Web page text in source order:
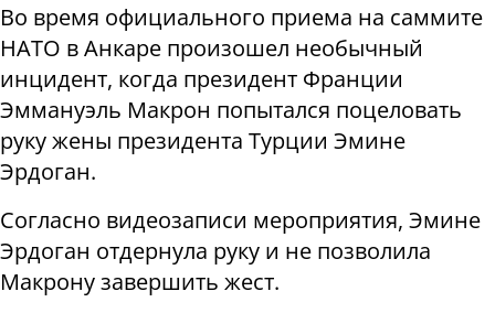
Во время официального приема на саммите
НАТО в Анкаре произошел необычный
инцидент, когда президент Франции
Эммануэль Макрон попытался поцеловать
руку жены президента Турции Эмине
Эрдоган.
Согласно видеозаписи мероприятия, Эмине
Эрдоган отдернула руку и не позволила
Макрону завершить жест.